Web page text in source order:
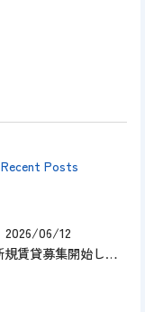
Recent Posts
2026/06/12
新規賃貸募集開始しました！